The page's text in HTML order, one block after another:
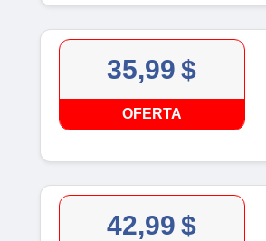
35,99 $
OFERTA
42,99 $